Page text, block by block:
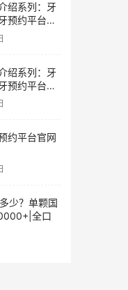
绍系列：牙
预约平台落
验打破未知
绍系列：牙
预约平台的
约平台官网
少？单颗国
全口